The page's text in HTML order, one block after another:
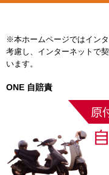
※本ホームページではイン
考慮し、インターネットで
います。
ONE 自賠責